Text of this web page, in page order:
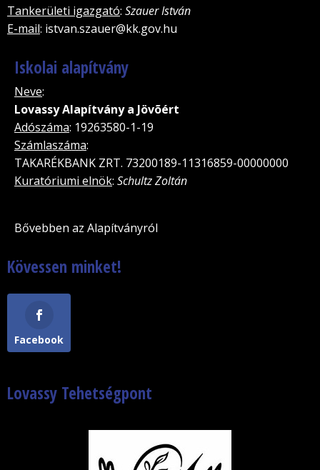
Tankerületi igazgató: Szauer István
E-mail: istvan.szauer@kk.gov.hu
Iskolai alapítvány
Neve:
Lovassy Alapítvány a Jövõért
Adószáma: 19263580-1-19
Számlaszáma:
TAKARÉKBANK ZRT. 73200189-11316859-00000000
Kuratóriumi elnök: Schultz Zoltán
Bővebben az Alapítványról
Kövessen minket!
Facebook
Lovassy Tehetségpont